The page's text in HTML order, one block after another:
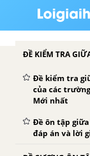
ĐỀ KIỂM TRA
Đề kiểm tra
của các
Mới nhất
Đề ôn tập giữa
đáp án và lời